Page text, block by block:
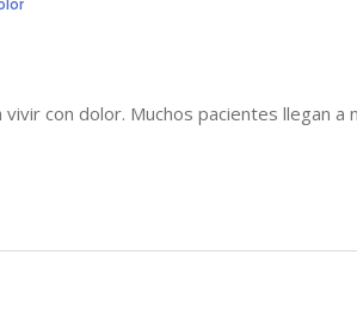
con dolor. Muchos pacientes llegan